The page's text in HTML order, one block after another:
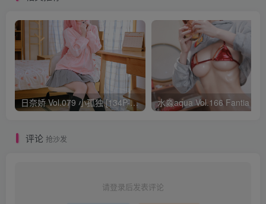
日奈娇 Vol.079 小孤独 [134P-1.84GB]
评论 抢沙发
请登录后发表评论